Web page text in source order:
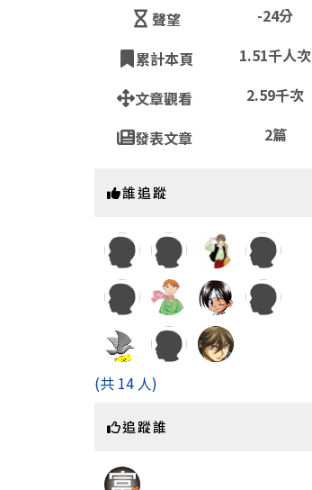
聲望
-24分
累計本頁
1.51千人次
文章觀看
2.59千次
發表文章
2篇
誰追蹤
(共 14 人)
追蹤誰